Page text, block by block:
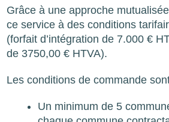
Grâce à une approche
ce service à des conditions
(forfait d’intégration de 7.000 €
de 3750,00 € HTVA).
Les conditions de commande
Un minimum de 5